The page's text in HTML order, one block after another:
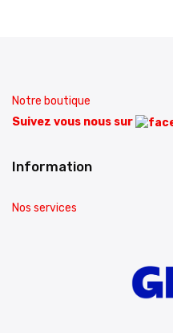
Notre boutique
Suivez vous nous sur
Information
Nos services